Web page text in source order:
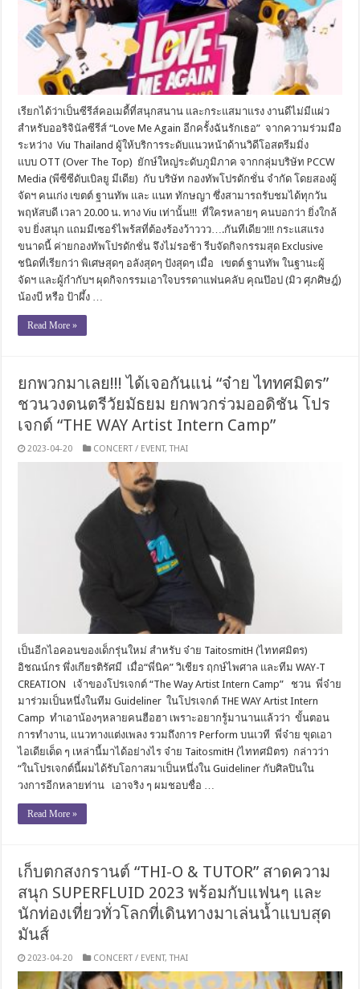
เรียกได้ว่าเป็นซีรีส์คอเมดี้ที่สนุกสนาน และกระแสมาแรง งานดีไม่มีแผ่ว
สำหรับออริจินัลซีรีส์ “Love Me Again อีกครั้งฉันรักเธอ” จากความร่วมมือ
ระหว่าง Viu Thailand ผู้ให้บริการระดับแนวหน้าด้านวิดีโอสตรีมมิ่ง
แบบ OTT (Over The Top) ยักษ์ใหญ่ระดับภูมิภาค จากกลุ่มบริษัท PCCW
Media (พีซีซีดับเบิลยู มีเดีย) กับ บริษัท กองทัพโปรดักชั่น จำกัด โดยสองผู้
จัดฯ คนเก่ง เขตต์ ฐานทัพ และ แนท ทักษญา ซึ่งสามารถรับชมได้ทุกวัน
พฤหัสบดี เวลา 20.00 น. ทาง Viu เท่านั้น!!! ที่ใครหลายๆ คนบอกว่า ยิ่งใกล้
จบ ยิ่งสนุก แถมมีเซอร์ไพร้สที่ต้องร้องว้าววว….กันทีเดียว!!! กระแสแรง
ขนาดนี้ ค่ายกองทัพโปรดักชั่น จึงไม่รอช้า รีบจัดกิจกรรมสุด Exclusive
ชนิดที่เรียกว่า พิเศษสุดๆ อลังสุดๆ ปังสุดๆ เมื่อ เขตต์ ฐานทัพ ในฐานะผู้
จัดฯ และผู้กำกับฯ ผุดกิจกรรมเอาใจบรรดาแฟนคลับ คุณป๊อป (มิว ศุภศิษฎ์)
น้องบี หรือ ป้าผึ้ง …
Read More »
ยกพวกมาเลย!!! ได้เจอกันแน่ “จ๋าย ไททศมิตร”
ชวนวงดนตรีวัยมัธยม ยกพวกร่วมออดิชัน โปร
เจกต์ “THE WAY Artist Intern Camp”
2023-04-20 CONCERT / EVENT,THAI
เป็นอีกไอคอนของเด็กรุ่นใหม่ สำหรับ จ๋าย TaitosmitH (ไททศมิตร)
อิชณน์กร พึ่งเกียรติรัศมี เมื่อ“พี่นิค” วิเชียร ฤกษ์ไพศาล และทีม WAY-T
CREATION เจ้าของโปรเจกต์ “The Way Artist Intern Camp” ชวน พี่จ๋าย
มาร่วมเป็นหนึ่งในทีม Guideliner ในโปรเจกต์ THE WAY Artist Intern
Camp ทำเอาน้องๆหลายคนฮือฮา เพราะอยากรู้มานานแล้วว่า ขั้นตอน
การทำงาน, แนวทางแต่งเพลง รวมถึงการ Perform บนเวที พี่จ๋าย ขุดเอา
ไอเดียเด็ด ๆ เหล่านี้มาได้อย่างไร จ๋าย TaitosmitH (ไททศมิตร) กล่าวว่า
“ในโปรเจกต์นี้ผมได้รับโอกาสมาเป็นหนึ่งใน Guideliner กับศิลปินใน
วงการอีกหลายท่าน เอาจริง ๆ ผมชอบชื่อ …
Read More »
เก็บตกสงกรานต์ “THI-O & TUTOR” สาดความ
สนุก SUPERFLUID 2023 พร้อมกับแฟนๆ และ
นักท่องเที่ยวทั่วโลกที่เดินทางมาเล่นน้ำแบบสุด
มันส์
2023-04-20 CONCERT / EVENT,THAI